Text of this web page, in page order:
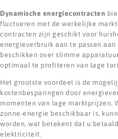
Dynamische energiecontracten
fluctueren met de werkelijke
contracten zijn geschikt voor
energieverbruik aan te passen
beschikken over slimme
optimaal te profiteren van lage
Het grootste voordeel is de
kostenbesparingen door
momenten van lage marktprijzen.
zonne-energie beschikbaar is,
worden, wat betekent dat u
elektriciteit.